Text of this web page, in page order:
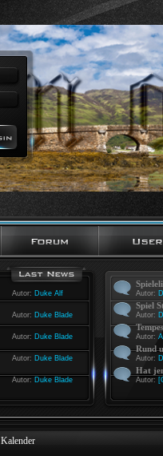
Autor: Duke Alf
Autor: Duke Blade
Autor: Duke Blade
Autor: Duke Blade
Autor: Duke Blade
Autor:
Spiel
Autor:
Autor:
Rund
Autor:
Hat
Autor:
Kalender